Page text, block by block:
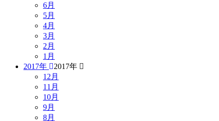
6月
5月
4月
3月
2月
1月
2017年
2017年
12月
11月
10月
9月
8月